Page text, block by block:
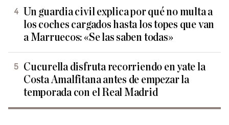
Un guardia civil explica por qué no multa a
los coches cargados hasta los topes que van
a Marruecos: «Se las saben todas»
Cucurella disfruta recorriendo en yate la
Costa Amalfitana antes de empezar la
temporada con el Real Madrid